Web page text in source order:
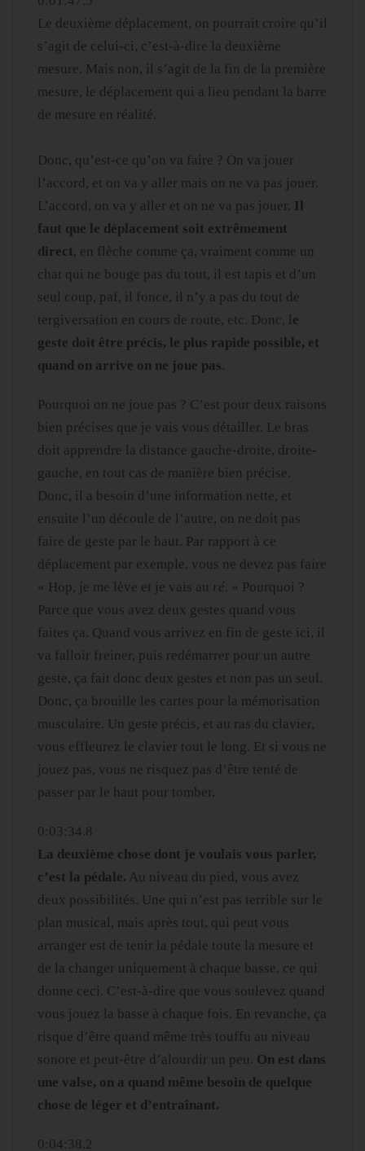
Le deuxième déplacement, on pourrait croire qu’il
s’agit de celui-ci, c’est-à-dire la deuxième
mesure. Mais non, il s’agit de la fin de la première
mesure, le déplacement qui a lieu pendant la barre
de mesure en réalité.
Donc, qu’est-ce qu’on va faire ? On va jouer
l’accord, et on va y aller mais on ne va pas jouer.
L’accord, on va y aller et on ne va pas jouer. Il
faut que le déplacement soit extrêmement
direct, en flèche comme ça, vraiment comme un
chat qui ne bouge pas du tout, il est tapis et d’un
seul coup, paf, il fonce, il n’y a pas du tout de
tergiversation en cours de route, etc. Donc, le
geste doit être précis, le plus rapide possible, et
quand on arrive on ne joue pas.
Pourquoi on ne joue pas ? C’est pour deux raisons
bien précises que je vais vous détailler. Le bras
doit apprendre la distance gauche-droite, droite-
gauche, en tout cas de manière bien précise.
Donc, il a besoin d’une information nette, et
ensuite l’un découle de l’autre, on ne doit pas
faire de geste par le haut. Par rapport à ce
déplacement par exemple, vous ne devez pas faire
« Hop, je me lève et je vais au ré. » Pourquoi ?
Parce que vous avez deux gestes quand vous
faites ça. Quand vous arrivez en fin de geste ici, il
va falloir freiner, puis redémarrer pour un autre
geste, ça fait donc deux gestes et non pas un seul.
Donc, ça brouille les cartes pour la mémorisation
musculaire. Un geste précis, et au ras du clavier,
vous effleurez le clavier tout le long. Et si vous ne
jouez pas, vous ne risquez pas d’être tenté de
passer par le haut pour tomber.
0:03:34.8
La deuxième chose dont je voulais vous parler,
c’est la pédale. Au niveau du pied, vous avez
deux possibilités. Une qui n’est pas terrible sur le
plan musical, mais après tout, qui peut vous
arranger est de tenir la pédale toute la mesure et
de la changer uniquement à chaque basse, ce qui
donne ceci. C’est-à-dire que vous soulevez quand
vous jouez la basse à chaque fois. En revanche, ça
risque d’être quand même très touffu au niveau
sonore et peut-être d’alourdir un peu. On est dans
une valse, on a quand même besoin de quelque
chose de léger et d’entraînant.
0:04:38.2